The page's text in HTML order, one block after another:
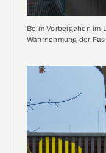
Beim Vorbeigehen im
Wahrnehmung der